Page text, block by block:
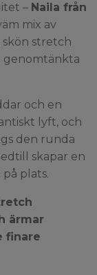
– Naila från
mix av
skön stretch
genomtänkta
och en
lyft, och
den runda
skapar en
plats.
ärmar
finare